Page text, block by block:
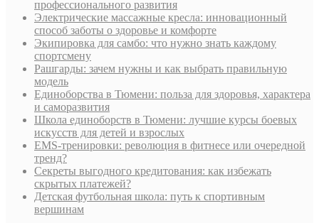
профессионального развития
Электрические массажные кресла: инновационный
способ заботы о здоровье и комфорте
Экипировка для самбо: что нужно знать каждому
спортсмену
Рашгарды: зачем нужны и как выбрать правильную
модель
Единоборства в Тюмени: польза для здоровья, характера
и саморазвития
Школа единоборств в Тюмени: лучшие курсы боевых
искусств для детей и взрослых
EMS-тренировки: революция в фитнесе или очередной
тренд?
Секреты выгодного кредитования: как избежать
скрытых платежей?
Детская футбольная школа: путь к спортивным
вершинам